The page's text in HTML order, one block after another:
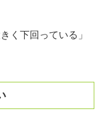
く下回っている」